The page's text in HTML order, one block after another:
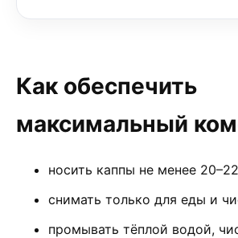
Как обеспечить
максимальный
носить каппы не менее
снимать только для еды и
промывать тёплой водой,